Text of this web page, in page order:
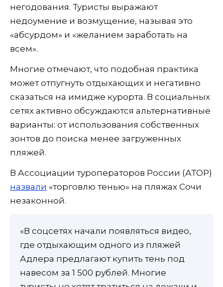
негодования. Туристы выражают
недоумение и возмущение, называя это
«абсурдом» и «желанием заработать на
всем».
Многие отмечают, что подобная практика
может отпугнуть отдыхающих и негативно
сказаться на имидже курорта. В социальных
сетях активно обсуждаются альтернативные
варианты: от использования собственных
зонтов до поиска менее загруженных
пляжей.
В Ассоциации туроператоров России (АТОР)
назвали «торговлю тенью» на пляжах Сочи
незаконной.
«В соцсетях начали появляться видео,
где отдыхающим одного из пляжей
Адлера предлагают купить тень под
навесом за 1 500 рублей. Многие